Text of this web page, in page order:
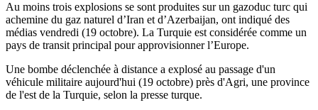
Au moins trois explosions se sont produites sur un gazoduc turc qui
achemine du gaz naturel d’Iran et d’Azerbaijan, ont indiqué des
médias vendredi (19 octobre). La Turquie est considérée comme un
pays de transit principal pour approvisionner l’Europe.
Une bombe déclenchée à distance a explosé au passage d'un
véhicule militaire aujourd'hui (19 octobre) près d'Agri, une province
de l'est de la Turquie, selon la presse turque.